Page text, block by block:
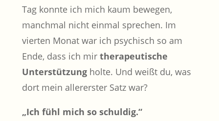
Tag konnte ich mich kaum bewegen,
manchmal nicht einmal sprechen. Im
vierten Monat war ich psychisch so am
Ende, dass ich mir therapeutische
Unterstützungholte. Und weißt du, was
dort mein allererster Satz war?
„Ich fühl mich so schuldig.“